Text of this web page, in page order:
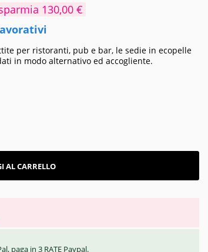
130,00 €
per ristoranti, pub e bar, le sedie in ecopelle
in modo alternativo ed accogliente.
AL CARRELLO
paga in 3 RATE Paypal.